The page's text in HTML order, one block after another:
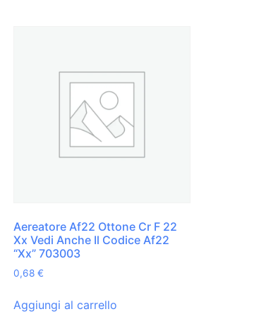
Aereatore Af22 Ottone Cr F 22
Xx Vedi Anche Il Codice Af22
“Xx” 703003
0,68€
Aggiungi al carrello